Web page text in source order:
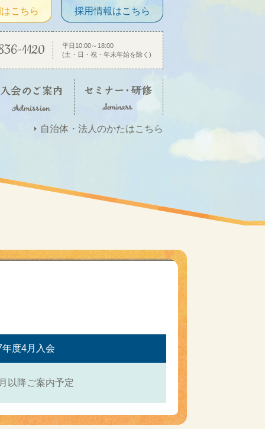
こちら 採用情報はこちら
1120
平日10:00～18:00
(土・日・祝・年末年始を除く)
自治体・法人のかたはこちら
年度4月入会
以降ご案内予定